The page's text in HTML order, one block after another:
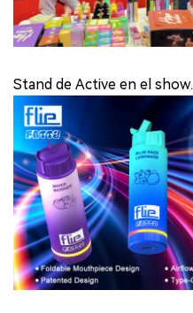
Stand de Active en el show.